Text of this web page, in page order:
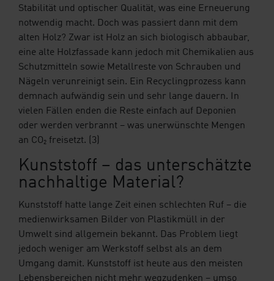
Stabilität und optischer Qualität, was eine Erneuerung
notwendig macht. Doch was passiert dann mit dem
alten Holz? Zwar ist Holz an sich biologisch abbaubar,
eine alte Holzfassade kann jedoch mit Chemikalien aus
Schutzmitteln sowie Metallreste von Schrauben und
Nägeln verunreinigt sein. Ein Recyclingprozess kann
demnach aufwändig sein und sehr lange dauern. In
vielen Fällen enden die Reste einfach auf Deponien
oder werden verbrannt – was unerwünschte Mengen
an CO₂ freisetzt. (3)
Kunststoff – das unterschätzte
nachhaltige Material?
Kunststoff hatte lange Zeit einen schlechten Ruf – die
medienwirksamen Bilder von Plastikmüll in der
Umwelt sind allgemein bekannt. Das Problem liegt
jedoch weniger am Werkstoff selbst als an dem
Umgang damit. Kunststoff ist heute aus den meisten
Lebensbereichen nicht mehr wegzudenken – umso